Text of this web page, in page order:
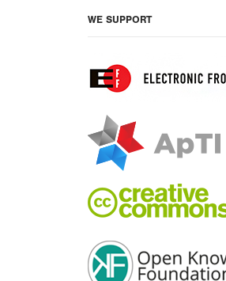
WE SUPPORT